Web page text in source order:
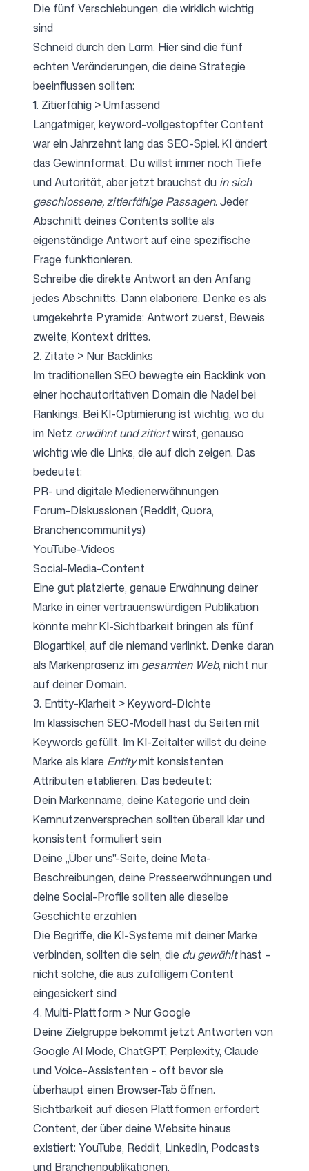
Die fünf Verschiebungen, die wirklich wichtig
sind
Schneid durch den Lärm. Hier sind die fünf
echten Veränderungen, die deine Strategie
beeinflussen sollten:
1. Zitierfähig > Umfassend
Langatmiger, keyword-vollgestopfter Content
war ein Jahrzehnt lang das SEO-Spiel. KI ändert
das Gewinnformat. Du willst immer noch Tiefe
und Autorität, aber jetzt brauchst du in sich
geschlossene, zitierfähige Passagen. Jeder
Abschnitt deines Contents sollte als
eigenständige Antwort auf eine spezifische
Frage funktionieren.
Schreibe die direkte Antwort an den Anfang
jedes Abschnitts. Dann elaboriere. Denke es als
umgekehrte Pyramide: Antwort zuerst, Beweis
zweite, Kontext drittes.
2. Zitate > Nur Backlinks
Im traditionellen SEO bewegte ein Backlink von
einer hochautoritativen Domain die Nadel bei
Rankings. Bei KI-Optimierung ist wichtig, wo du
im Netz erwähnt und zitiertwirst, genauso
wichtig wie die Links, die auf dich zeigen. Das
bedeutet:
PR- und digitale Medienerwähnungen
Forum-Diskussionen (Reddit, Quora,
Branchencommunitys)
YouTube-Videos
Social-Media-Content
Eine gut platzierte, genaue Erwähnung deiner
Marke in einer vertrauenswürdigen Publikation
könnte mehr KI-Sichtbarkeit bringen als fünf
Blogartikel, auf die niemand verlinkt. Denke daran
als Markenpräsenz im gesamten Web, nicht nur
auf deiner Domain.
3. Entity-Klarheit > Keyword-Dichte
Im klassischen SEO-Modell hast du Seiten mit
Keywords gefüllt. Im KI-Zeitalter willst du deine
Marke als klare Entitymit konsistenten
Attributen etablieren. Das bedeutet:
Dein Markenname, deine Kategorie und dein
Kernnutzenversprechen sollten überall klar und
konsistent formuliert sein
Deine „Über uns"-Seite, deine Meta-
Beschreibungen, deine Presseerwähnungen und
deine Social-Profile sollten alle dieselbe
Geschichte erzählen
Die Begriffe, die KI-Systeme mit deiner Marke
verbinden, sollten die sein, die du gewählthast –
nicht solche, die aus zufälligem Content
eingesickert sind
4. Multi-Plattform > Nur Google
Deine Zielgruppe bekommt jetzt Antworten von
Google AI Mode, ChatGPT, Perplexity, Claude
und Voice-Assistenten – oft bevor sie
überhaupt einen Browser-Tab öffnen.
Sichtbarkeit auf diesen Plattformen erfordert
Content, der über deine Website hinaus
existiert: YouTube, Reddit, LinkedIn, Podcasts
und Branchenpublikationen.